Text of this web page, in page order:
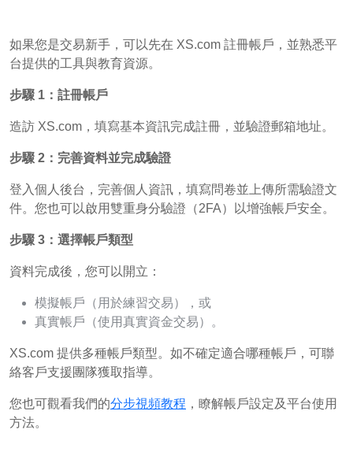
如果您是交易新手，可以先在 XS.com 註冊帳戶，並熟悉平
台提供的工具與教育資源。
步驟 1：註冊帳戶
造訪 XS.com，填寫基本資訊完成註冊，並驗證郵箱地址。
步驟 2：完善資料並完成驗證
登入個人後台，完善個人資訊，填寫問卷並上傳所需驗證文
件。您也可以啟用雙重身分驗證（2FA）以增強帳戶安全。
步驟 3：選擇帳戶類型
資料完成後，您可以開立：
模擬帳戶（用於練習交易），或
真實帳戶（使用真實資金交易）。
XS.com 提供多種帳戶類型。如不確定適合哪種帳戶，可聯
絡客戶支援團隊獲取指導。
您也可觀看我們的分步視頻教程 ，瞭解帳戶設定及平台使用
方法。